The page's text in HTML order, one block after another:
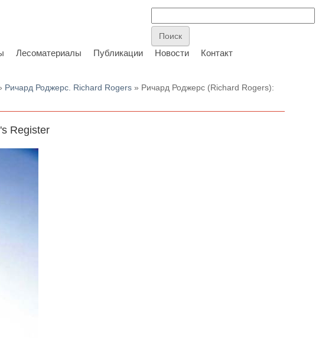
Лесоматериалы Публикации Новости Контакт
Ричард Роджерс. Richard Rogers » Ричард Роджерс (Richard Rogers):
Register